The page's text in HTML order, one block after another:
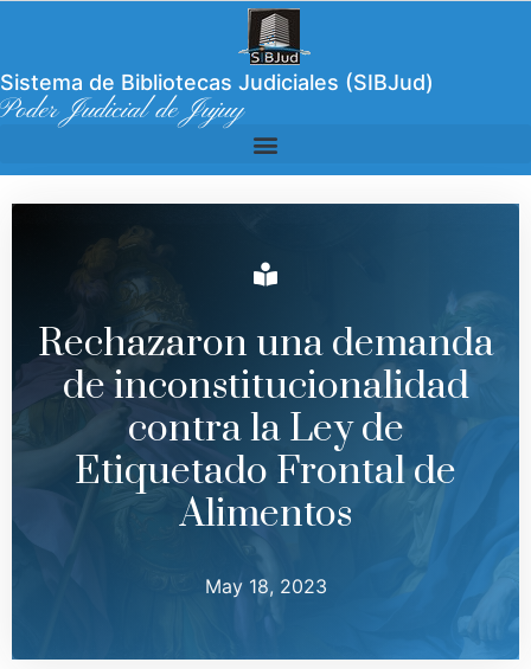
Sistema de Bibliotecas Judiciales (SIBJud)
Poder Judicial de Jujuy
Rechazaron una demanda
de inconstitucionalidad
contra la Ley de
Etiquetado Frontal de
Alimentos
May 18, 2023